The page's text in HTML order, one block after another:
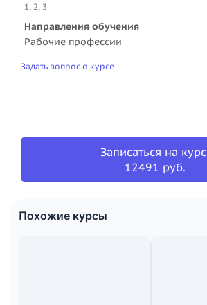
1, 2, 3
Направления обучения
Рабочие профессии
Задать вопрос о курсе
Записаться на курс
12491 руб.
Похожие курсы